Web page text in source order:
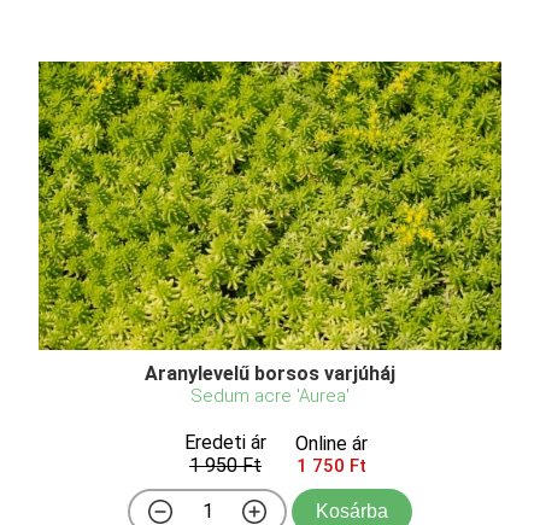
Aranylevelű borsos varjúháj
Sedum acre 'Aurea'
Eredeti ár
1 950 Ft
Online ár
1 750 Ft
Kosárba